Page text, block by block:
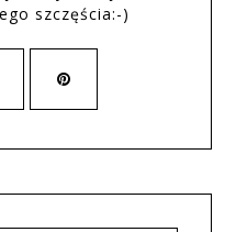
szczęścia:-)